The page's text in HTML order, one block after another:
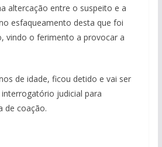
altercação entre o suspeito e a
esfaqueamento desta que foi
vindo o ferimento a provocar a
de idade, ficou detido e vai ser
judicial para
de coação.